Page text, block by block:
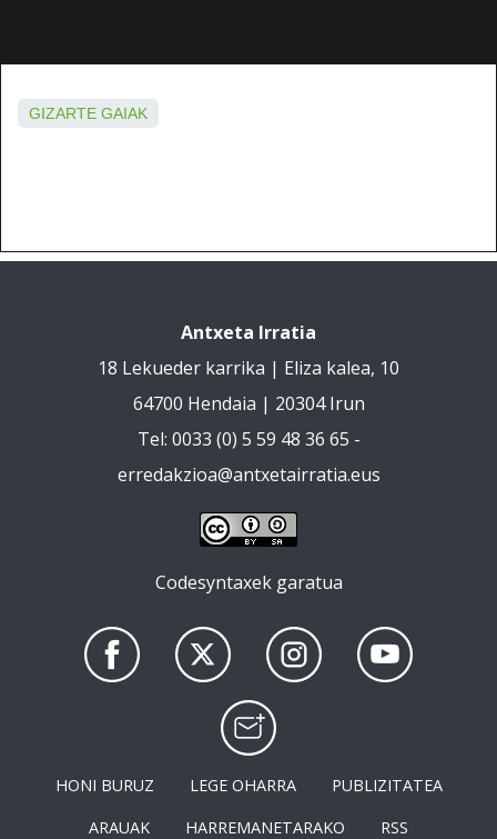
GIZARTE GAIAK
Antxeta Irratia
18 Lekueder karrika | Eliza kalea, 10
64700 Hendaia | 20304 Irun
Tel: 0033 (0) 5 59 48 36 65 -
erredakzioa@antxetairratia.eus
Codesyntaxek garatua
HONI BURUZ LEGE OHARRA
PUBLIZITATEA
ARAUAK
HARREMANETARAKO RSS